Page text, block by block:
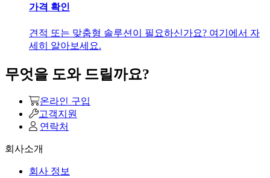
가격 확인
견적 또는 맞춤형 솔루션이 필요하신가요? 여기에서 자
세히 알아보세요.
무엇을 도와 드릴까요?
온라인 구입
고객지원
연락처
회사소개
회사 정보